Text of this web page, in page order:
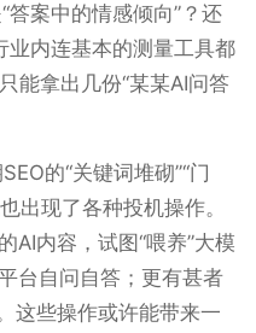
答案中的情感倾向”？还
业内连基本的测量工具都
能拿出几份“某某AI问答
的“关键词堆砌”“门
出现了各种投机操作。
AI内容，试图“喂养”大模
台自问自答；更有甚者
这些操作或许能带来一